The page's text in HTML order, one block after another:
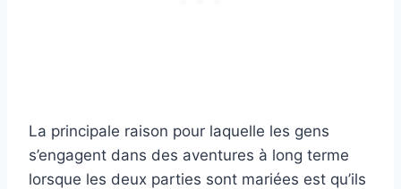
La principale raison pour laquelle les gens
s’engagent dans des aventures à long terme
lorsque les deux parties sont mariées est qu’ils